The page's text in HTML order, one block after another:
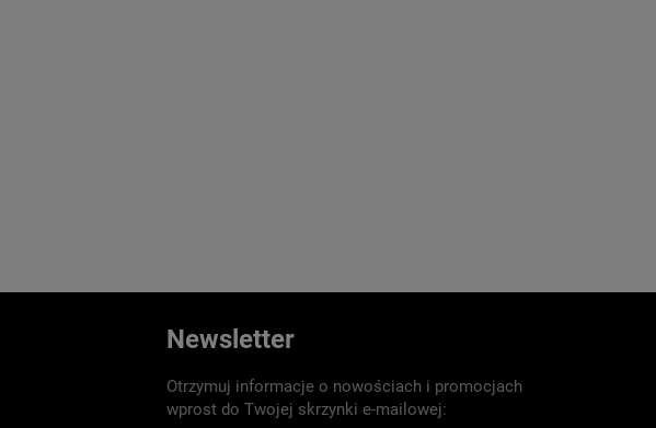
Newsletter
Otrzymuj informacje o nowościach i promocjach
wprost do Twojej skrzynki e-mailowej: